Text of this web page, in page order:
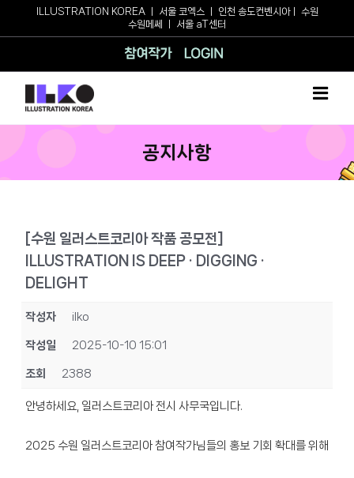
ILLUSTRATION KOREAㅣ 서울 코엑스 인천 송도컨벤시아ㅣ 수원
수원메쎄
서울 aT센터
참여작가
공지사항
[수원 일러스트코리아 작품 공모전]
ILLUSTRATION IS DEEP · DIGGING ·
DELIGHT
작성자 ilko
작성일 2025-10-10 15:01
조회 2388
안녕하세요, 일러스트코리아 전시 사무국입니다.
2025 수원 일러스트코리아 참여작가님들의 홍보 기회 확대를 위해